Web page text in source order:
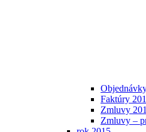
Faktúry
Zmluvy
Zmluvy –